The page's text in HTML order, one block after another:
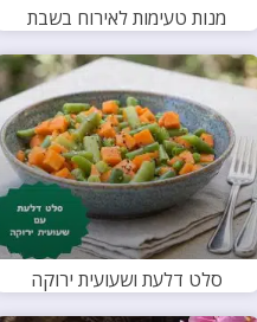
מנות טעימות לאירוח בשבת
סלט דלעת ושעועית ירוקה